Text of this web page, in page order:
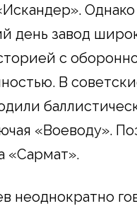
Однако
день завод
с
В
«Воеводу».
«Сармат».
неоднократно